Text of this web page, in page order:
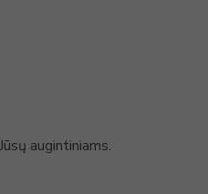
augintiniams.